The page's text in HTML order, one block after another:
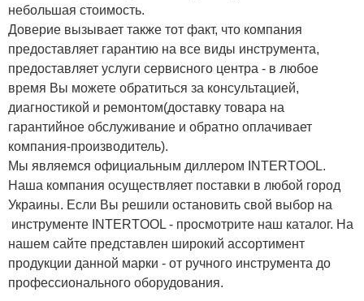
небольшая стоимость.
Доверие вызывает также тот факт, что компания
предоставляет гарантию на все виды инструмента,
предоставляет услуги сервисного центра - в любое
время Вы можете обратиться за консультацией,
диагностикой и ремонтом(доставку товара на
гарантийное обслуживание и обратно оплачивает
компания-производитель).
Мы являемся официальным диллером INTERTOOL.
Наша компания осуществляет поставки в любой город
Украины. Если Вы решили остановить свой выбор на
инструменте INTERTOOL - просмотрите наш каталог. На
нашем сайте представлен широкий ассортимент
продукции данной марки - от ручного инструмента до
профессионального оборудования.